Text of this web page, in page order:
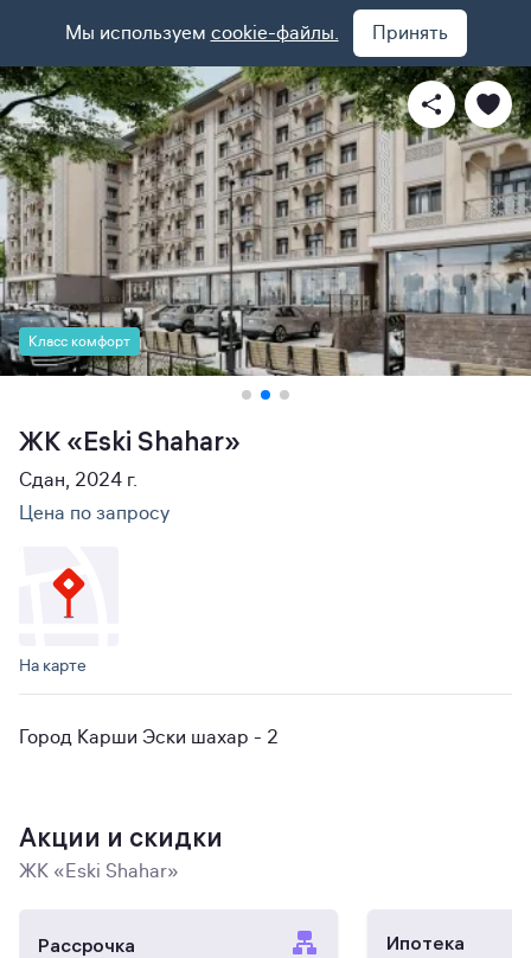
Мы используем cookie-файлы. Принять
Класс комфорт
ЖК «Eski Shahar»
Сдан, 2024 г.
Цена по запросу
На карте
Город Карши Эски шахар - 2
Акции и скидки
ЖК «Eski Shahar»
Рассрочка Ипотека